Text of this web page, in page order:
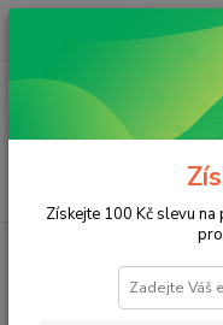
Zábavné aktivity pro
Získejte 100 Kč slevu